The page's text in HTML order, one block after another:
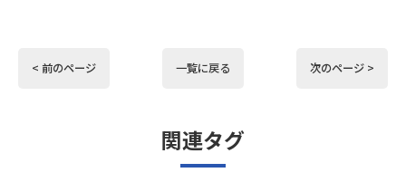
< 前のページ 一覧に戻る 次のページ >
関連タグ